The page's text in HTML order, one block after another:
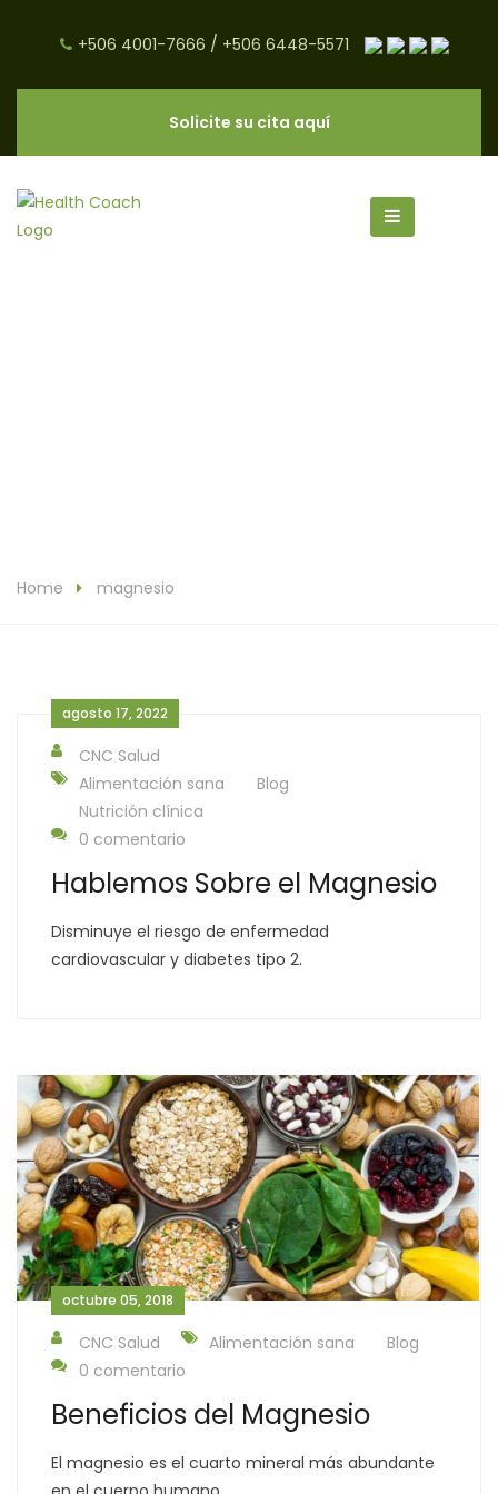
+506 4001-7666 / +506 6448-5571
Solicite su cita aquí
Home magnesio
agosto 17, 2022
CNC Salud
Alimentación sana
Blog
Nutrición clínica
0 comentario
Hablemos Sobre el Magnesio
Disminuye el riesgo de enfermedad
cardiovascular y diabetes tipo 2.
octubre 05, 2018
CNC Salud Alimentación sana
Blog
0 comentario
Beneficios del Magnesio
El magnesio es el cuarto mineral más abundante